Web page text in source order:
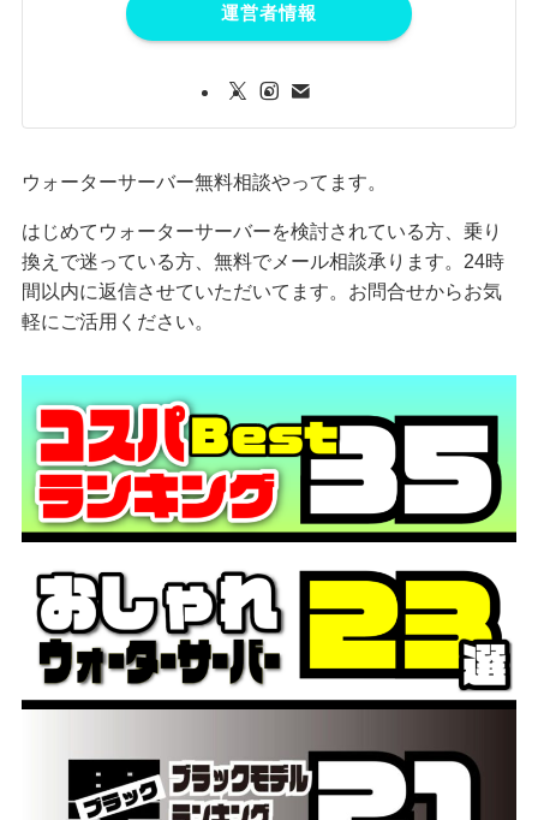
運営者情報
ウォーターサーバー無料相談やってます。
はじめてウォーターサーバーを検討されている方、乗り
換えで迷っている方、無料でメール相談承ります。24時
間以内に返信させていただいてます。お問合せからお気
軽にご活用ください。